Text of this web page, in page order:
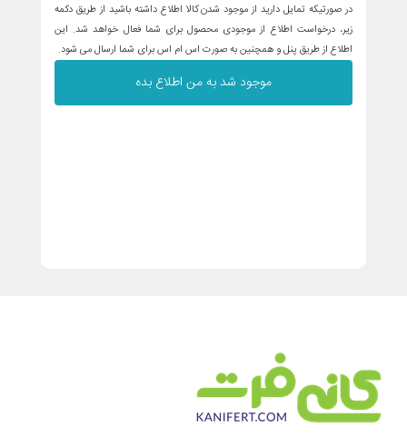
در صورتیکه تمایل دارید از موجود شدن کالا اطلاع داشته باشید از طریق دکمه
زیر، درخواست اطلاع از موجودی محصول برای شما فعال خواهد شد. این
اطلاع از طریق پنل و همچنین به صورت اس ام اس برای شما ارسال می شود.
موجود شد به من اطلاع بده